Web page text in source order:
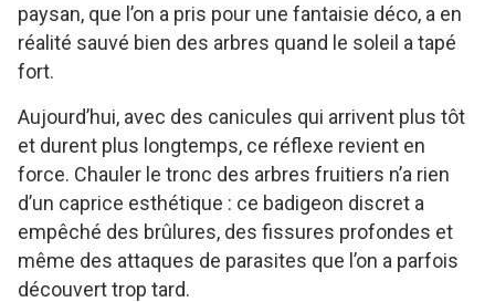
paysan, que l’on a pris pour une fantaisie déco, a en
réalité sauvé bien des arbres quand le soleil a tapé
fort.
Aujourd’hui, avec des canicules qui arrivent plus tôt
et durent plus longtemps, ce réflexe revient en
force. Chauler le tronc des arbres fruitiers n’a rien
d’un caprice esthétique : ce badigeon discret a
empêché des brûlures, des fissures profondes et
même des attaques de parasites que l’on a parfois
découvert trop tard.